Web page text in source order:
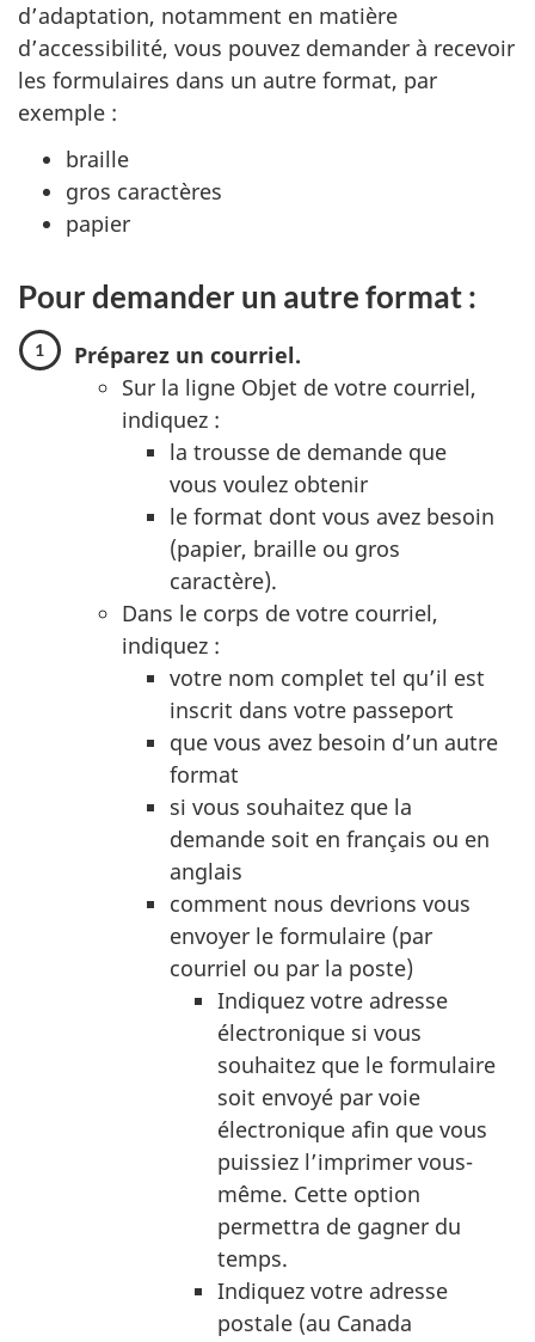
d’adaptation, notamment en matière
d’accessibilité, vous pouvez demander à recevoir
les formulaires dans un autre format, par
exemple :
braille
gros caractères
papier
Pour demander un autre format :
Préparez un courriel.
Sur la ligne Objet de votre courriel,
indiquez :
la trousse de demande que
vous voulez obtenir
le format dont vous avez besoin
(papier, braille ou gros
caractère).
Dans le corps de votre courriel,
indiquez :
votre nom complet tel qu’il est
inscrit dans votre passeport
que vous avez besoin d’un autre
format
si vous souhaitez que la
demande soit en français ou en
anglais
comment nous devrions vous
envoyer le formulaire (par
courriel ou par la poste)
Indiquez votre adresse
électronique si vous
souhaitez que le formulaire
soit envoyé par voie
électronique afin que vous
puissiez l’imprimer vous-
même. Cette option
permettra de gagner du
temps.
Indiquez votre adresse
postale (au Canada